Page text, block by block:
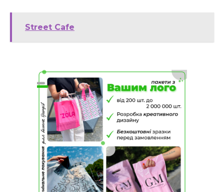
Street Cafe